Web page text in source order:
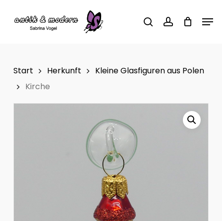
searchaccount
Start Herkunft
Kleine Glasfiguren aus Polen
Kirche